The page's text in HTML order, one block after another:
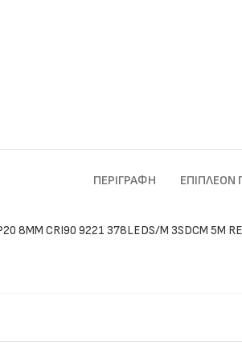
ΠΕΡΙΓΡΑΦΉ ΕΠΙΠΛΈΟΝ
8MM CRI90 9221 378LEDS/M 3SDCM 5M